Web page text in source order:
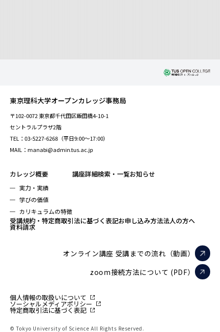
東京理科大学オープンカレッジ事務局
〒102-0072 東京都千代田区飯田橋4-10-1
セントラルプラザ2階
TEL：03-5227-6268（平日9:00～17:00）
MAIL：manabi@admin.tus.ac.jp
カレッジ概要
実力・実績
学びの価値
カリキュラムの特徴
講座詳細検索・一覧お知らせ
受講規約・特定商取引法に基づく表記お申し込み方法法人の方へ
資料請求
オンライン講座 受講までの流れ（動画）
zoom接続方法について (PDF）
個人情報の取扱いについて
ソーシャルメディアポリシー
特定商取引法に基づく表記
© Tokyo University of Science All Rights Reserved.